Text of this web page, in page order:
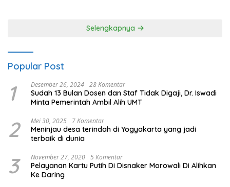
Selengkapnya
Popular Post
1 Desember 26, 2024 28 Komentar
Sudah 13 Bulan Dosen dan Staf Tidak Digaji, Dr. Iswadi
Minta Pemerintah Ambil Alih UMT
2 Mei 30, 2025 7 Komentar
Meninjau desa terindah di Yogyakarta yang jadi
terbaik di dunia
3 November 27, 2020 5 Komentar
Pelayanan Kartu Putih Di Disnaker Morowali Di Alihkan
Ke Daring